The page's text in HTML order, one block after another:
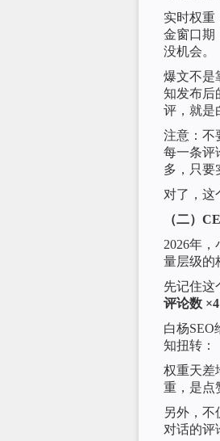
实时权重
金窗口期
没机会。
爆文不是
知发布后
评，就是
注意：不
每一条评
多，只要
对了，这
（二）
2026年
量层级的
先记住这
评论数
白杨
知扭转：
权重天差
重，是点
另外，不
对话的评